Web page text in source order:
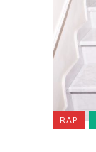
RAP